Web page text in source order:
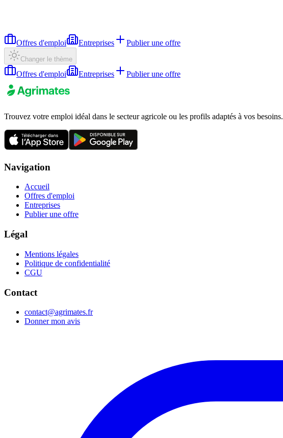
Offres d'emploi Entreprises Publier une offre
Changer le thème
Offres d'emploi Entreprises Publier une offre
Trouvez votre emploi idéal dans le secteur agricole ou les profils adaptés à vos besoins.
Navigation
Accueil
Offres d'emploi
Entreprises
Publier une offre
Légal
Mentions légales
Politique de confidentialité
CGU
Contact
contact@agrimates.fr
Donner mon avis